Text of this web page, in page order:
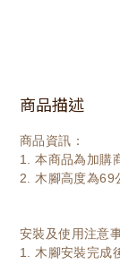
商品描述
商品資訊：
1.本商品為加購
2. 木腳高度為69
安裝及使用注意
1. 木腳安裝完成